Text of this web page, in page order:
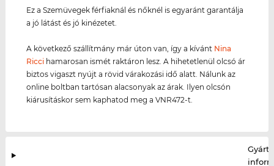
Ez a Szemüvegek férfiaknál és nőknél is egyaránt garantálja
a jó látást és jó kinézetet.
A következő szállítmány már úton van, így a kívánt Nina
Ricci hamarosan ismét raktáron lesz. A hihetetlenül olcsó ár
biztos vigaszt nyújt a rövid várakozási idő alatt. Nálunk az
online boltban tartósan alacsonyak az árak. Ilyen olcsón
kiárusításkor sem kaphatod meg a VNR472-t.